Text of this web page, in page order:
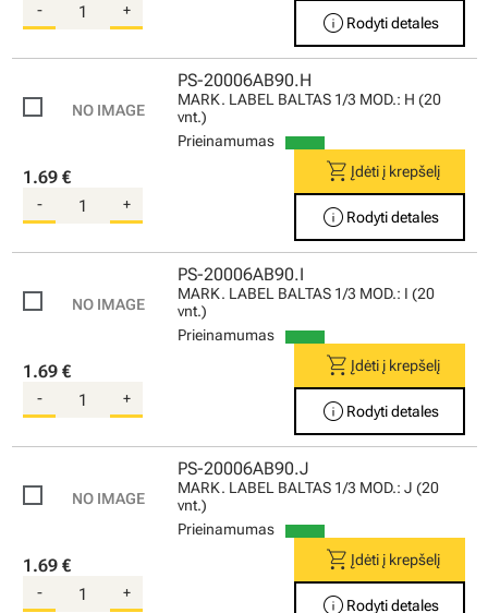
- + info Rodyti detales
PS-20006AB90.H
MARK. LABEL BALTAS 1/3 MOD.: H (20
vnt.)
Prieinamumas
1.69 €
- +
shopping_cartĮdėti į krepšelį
info Rodyti detales
PS-20006AB90.I
MARK. LABEL BALTAS 1/3 MOD.: I (20
vnt.)
Prieinamumas
1.69 €
- +
shopping_cartĮdėti į krepšelį
info Rodyti detales
PS-20006AB90.J
MARK. LABEL BALTAS 1/3 MOD.: J (20
vnt.)
Prieinamumas
1.69 €
- +
shopping_cartĮdėti į krepšelį
info Rodyti detales